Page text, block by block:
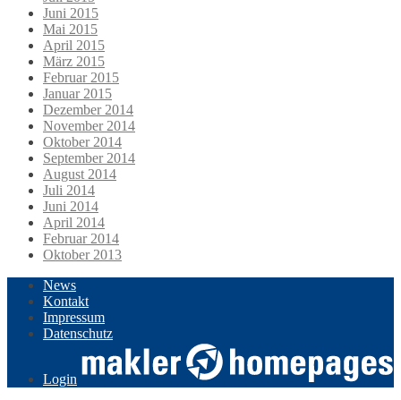
Juni 2015
Mai 2015
April 2015
März 2015
Februar 2015
Januar 2015
Dezember 2014
November 2014
Oktober 2014
September 2014
August 2014
Juli 2014
Juni 2014
April 2014
Februar 2014
Oktober 2013
News
Kontakt
Impressum
Datenschutz
Login